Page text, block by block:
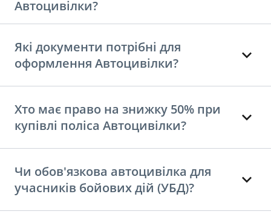
Автоцивілки?
Які документи потрібні для
оформлення Автоцивілки?
Хто має право на знижку 50% при
купівлі поліса Автоцивілки?
Чи обов'язкова автоцивілка для
учасників бойових дій (УБД)?